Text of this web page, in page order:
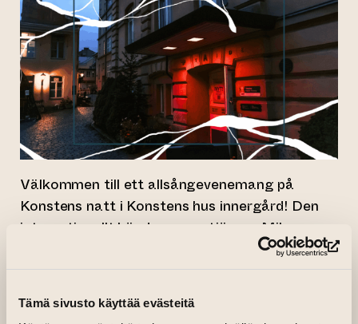
Tämä sivusto käyttää evästeitä
Välkommen till ett allsångevenemang på
Konstens natt i Konstens hus innergård! Den
internationellt kända operastjärnan Mika
Kares och pianisten Nicholas Pulkkinen bjuder
in dig till en konsert där publiken är en